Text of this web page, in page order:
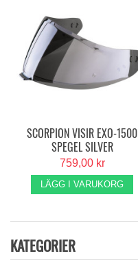
SCORPION VISIR EXO-1500
SPEGEL SILVER
759,00 kr
LÄGG I VARUKORG
KATEGORIER